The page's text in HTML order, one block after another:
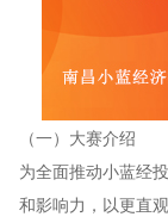
（一）大赛介绍
为全面推动小蓝经
和影响力，以更直